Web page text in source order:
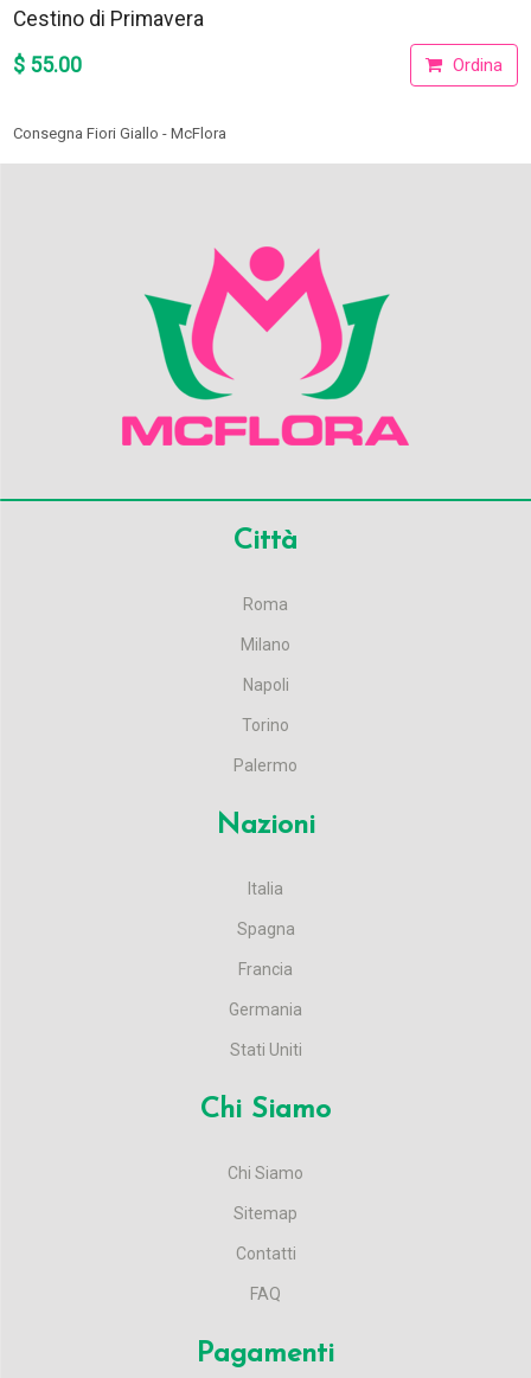
Cestino di Primavera
$ 55.00
Ordina
Consegna Fiori Giallo - McFlora
Città
Roma
Milano
Napoli
Torino
Palermo
Nazioni
Italia
Spagna
Francia
Germania
Stati Uniti
Chi Siamo
Chi Siamo
Sitemap
Contatti
FAQ
Pagamenti